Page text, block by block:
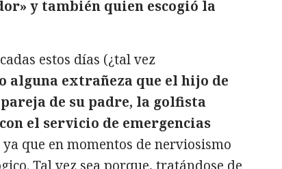
y también quien escogió la
estos días (¿tal vez
alguna extrañeza que el hijo de
de su padre, la golfista
el servicio de emergencias
que en momentos de nerviosismo
Tal vez sea porque, tratándose de